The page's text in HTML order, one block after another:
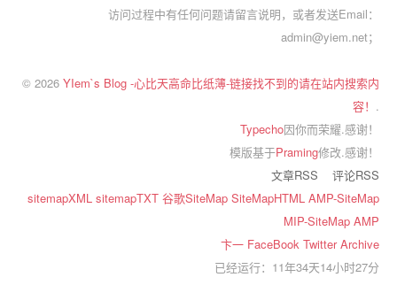
访问过程中有任何问题请留言说明，或者发送Email：
admin@yiem.net；
© 2026 YIem`s Blog -心比天高命比纸薄-链接找不到的请在站内搜索内
容！ .
Typecho因你而荣耀.感谢！
模版基于Praming修改.感谢！
文章RSS
评论RSS
sitemapXML sitemapTXT 谷歌SiteMap SiteMapHTML AMP-SiteMap
MIP-SiteMap AMP
卞一 FaceBook TwitterArchive
已经运行：11年34天14小时27分